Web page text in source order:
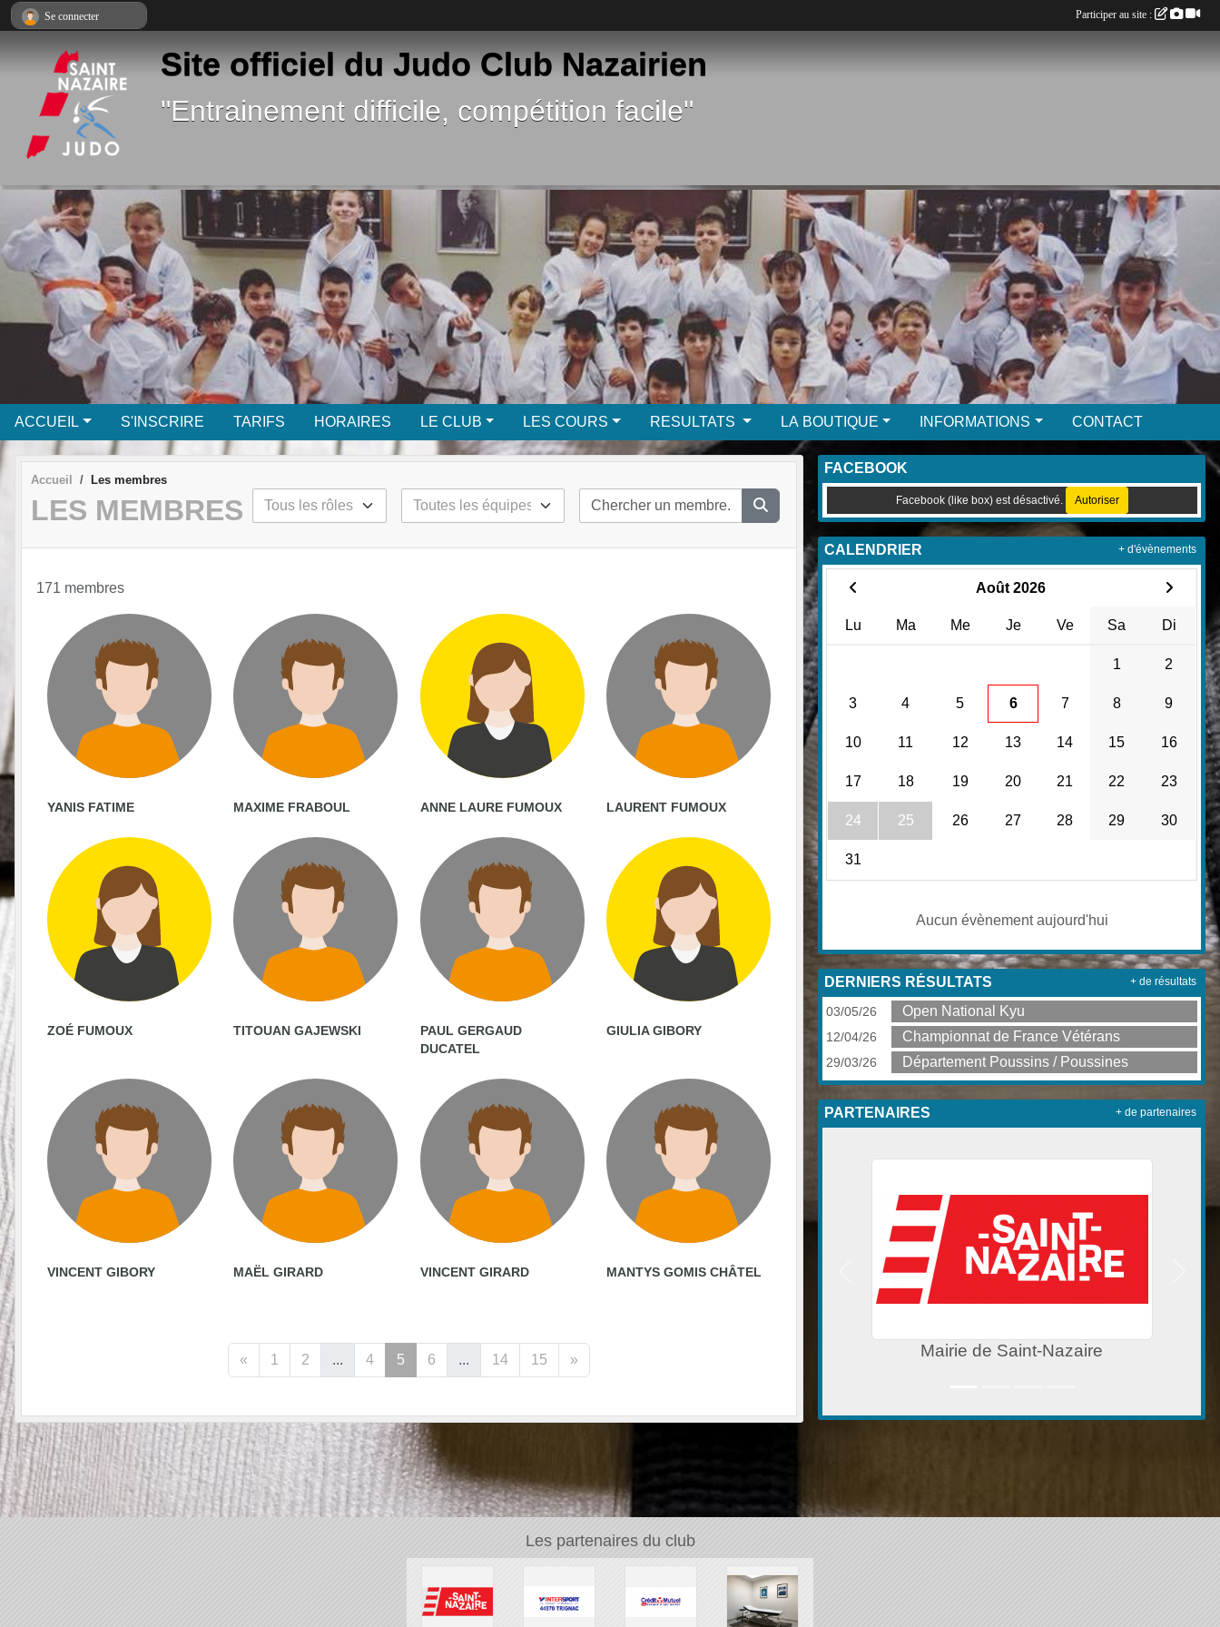
Site officiel du Judo Club Nazairien
"Entrainement difficile, compétition facile"
ACCUEIL S'INSCRIRE TARIFS HORAIRES LE CLUB LES COURS RESULTATS LA BOUTIQUE INFORMATIONS CONTACT
Accueil Les membres
LES MEMBRES
171 membres
YANIS FATIME MAXIME FRABOUL ANNE LAURE FUMOUX LAURENT FUMOUX
ZOÉ FUMOUX TITOUAN GAJEWSKI
PAUL GERGAUD
DUCATEL
GIULIA GIBORY
VINCENT GIBORY MAËL GIRARD VINCENT GIRARD MANTYS GOMIS CHÂTEL
« 1 2 ... 4 5 6 ... 14 15 »
FACEBOOK
Facebook (like box) est désactivé. Autoriser
CALENDRIER
Août 2026
Lu Ma Me Je Ve Sa Di
1 2
3 4 5 6 7 8 9
10 11 12 13 14 15 16
17 18 19 20 21 22 23
24 25 26 27 28 29 30
31
Aucun évènement aujourd'hui
+ d'évènements
DERNIERS RÉSULTATS
03/05/26 Open National Kyu
12/04/26 Championnat de France Vétérans
29/03/26 Département Poussins / Poussines
+ de résultats
PARTENAIRES
Mairie de Saint-Nazaire
+ de partenaires
Les partenaires du club
Se connecter Participer au site :
Panneau de gestion des cookies